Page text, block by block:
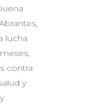
lucha
contra
y